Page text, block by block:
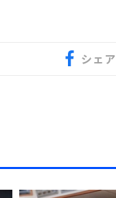
シェア